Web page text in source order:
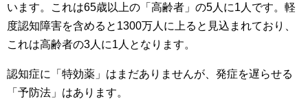
います。これは65歳以上の「高齢者」の5人に1人です。軽
度認知障害を含めると1300万人に上ると見込まれており、
これは高齢者の3人に1人となります。
認知症に「特効薬」はまだありませんが、発症を遅らせる
「予防法」はあります。